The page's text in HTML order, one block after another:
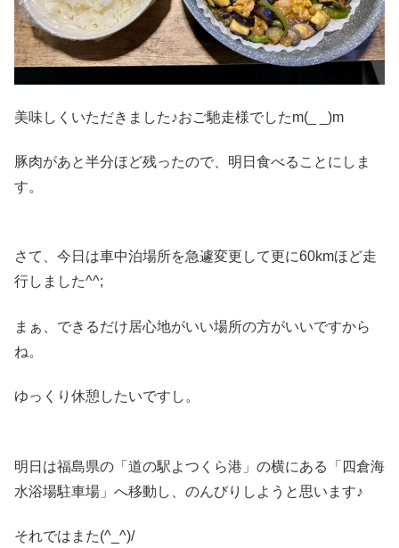
美味しくいただきました♪おご馳走様でしたm(_ _)m
豚肉があと半分ほど残ったので、明日食べることにしま
す。
さて、今日は車中泊場所を急遽変更して更に60kmほど走
行しました^^;
まぁ、できるだけ居心地がいい場所の方がいいですから
ね。
ゆっくり休憩したいですし。
明日は福島県の「道の駅よつくら港」の横にある「四倉海
水浴場駐車場」へ移動し、のんびりしようと思います♪
それではまた(^_^)/